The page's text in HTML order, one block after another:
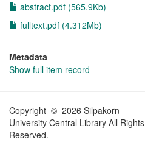
abstract.pdf (565.9Kb)
fulltext.pdf (4.312Mb)
Metadata
Show full item record
Copyright © 2026 Silpakorn
University Central Library All Rights
Reserved.